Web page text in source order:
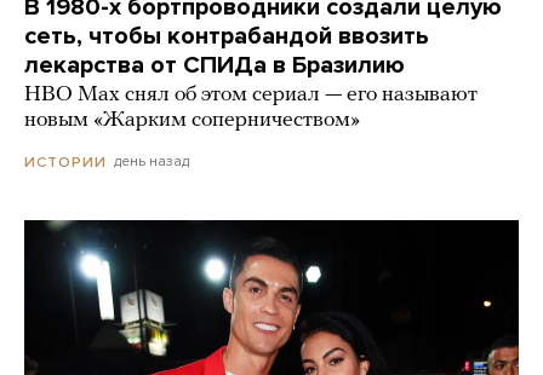
В 1980-х бортпроводники создали целую
сеть, чтобы контрабандой ввозить
лекарства от СПИДа в Бразилию
HBO Max снял об этом сериал — его называют
новым «Жарким соперничеством»
ИСТОРИИ день назад